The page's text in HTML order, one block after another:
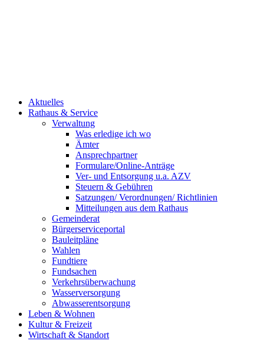
Aktuelles
Rathaus & Service
Verwaltung
Was erledige ich wo
Ämter
Ansprechpartner
Formulare/Online-Anträge
Ver- und Entsorgung u.a. AZV
Steuern & Gebühren
Satzungen/ Verordnungen/ Richtlinien
Mitteilungen aus dem Rathaus
Gemeinderat
Bürgerserviceportal
Bauleitpläne
Wahlen
Fundtiere
Fundsachen
Verkehrsüberwachung
Wasserversorgung
Abwasserentsorgung
Leben & Wohnen
Kultur & Freizeit
Wirtschaft & Standort